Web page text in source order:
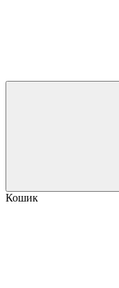
Кошик